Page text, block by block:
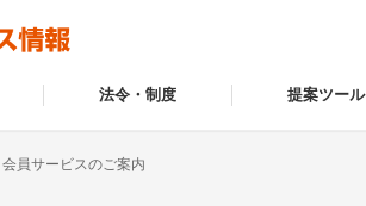
法令・制度 提案ツール
会員サービスのご案内